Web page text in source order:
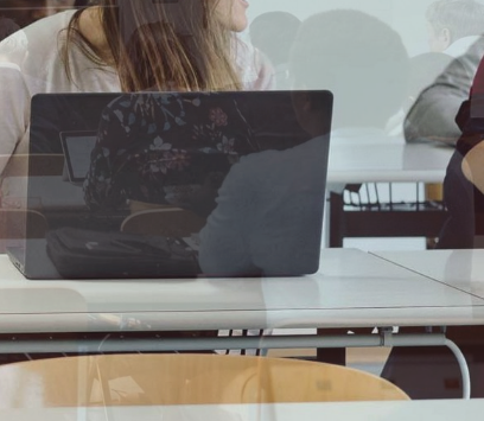
FORSCHUNG
Brixner Theologisches Jahrbuch
Institut De Pace Fidei
Allianz für Nachhaltigkeit
Climate, Plastics and Sustainability